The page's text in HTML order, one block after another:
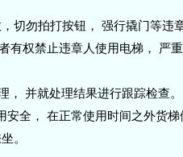
切勿拍打按钮， 强行撬门等违章
有权禁止违章人使用电梯， 严
并就处理结果进行跟踪检查。
全， 在正常使用时间之外货梯
。